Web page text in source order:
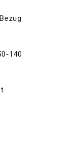
140